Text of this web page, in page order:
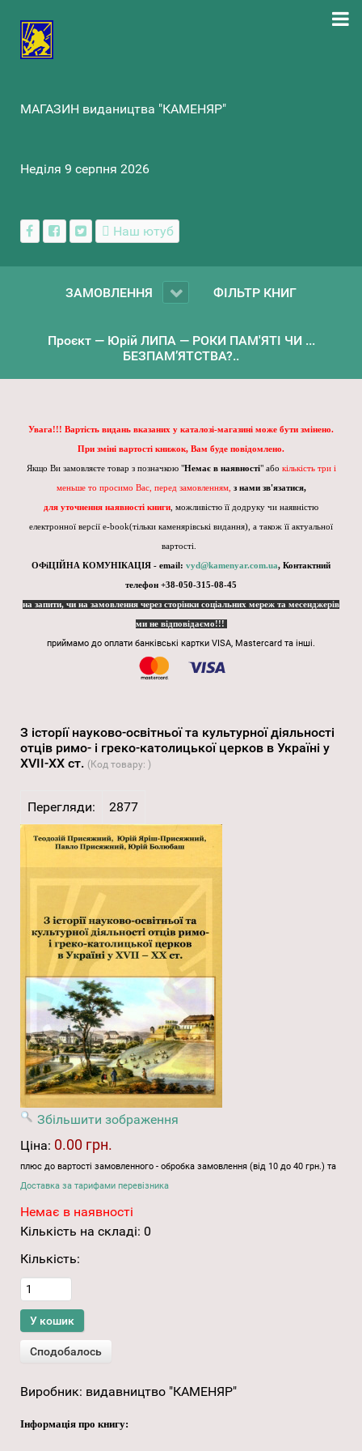
МАГАЗИН видаництва "КАМЕНЯР"
Неділя 9 серпня 2026
Наш ютуб
ЗАМОВЛЕННЯ ФІЛЬТР КНИГ
Проєкт — Юрій ЛИПА — РОКИ ПАМ'ЯТІ ЧИ ...
БЕЗПАМ’ЯТСТВА?..
Увага!!! Вартість видань вказаних у каталозі-магазині може бути змінено.
При зміні вартості книжок, Вам буде повідомлено.
Якщо Ви замовляєте товар з позначкою "Немає в наявності" або кількість три і
меньше то просимо Вас, перед замовленням, з нами зв'язатися,
для уточнення наявності книги , можливістю її додруку чи наявністю
електронної версії e-book(тільки каменярівські видання), а також її актуальної
вартості.
ОФіЦІЙНА КОМУНІКАЦІЯ - email: vyd@kamenyar.com.ua, Контактний
телефон +38-050-315-08-45
на запити, чи на замовлення через сторінки соціальних мереж та месенджерів
ми не відповідаємо!!!
приймамо до оплати банківські картки VISA, Mastercard та інші.
З історії науково-освітньої та культурної діяльності
отців римо- і греко-католицької церков в Україні у
XVII-XX ст. (Код товару: )
Перегляди: 2877
Збільшити зображення
Ціна: 0.00 грн.
плюс до вартості замовленного - обробка замовлення (від 10 до 40 грн.) та
Доставка за тарифами перевізника
Немає в наявності
Кількість на складі: 0
Кількість:
Виробник: видавництво "КАМЕНЯР"
Інформація про книгу: